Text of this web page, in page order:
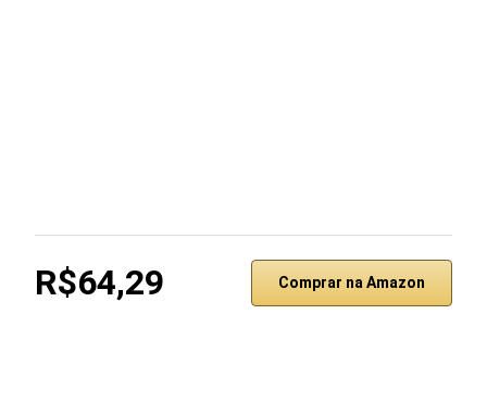
R$64,29 Comprar na Amazon